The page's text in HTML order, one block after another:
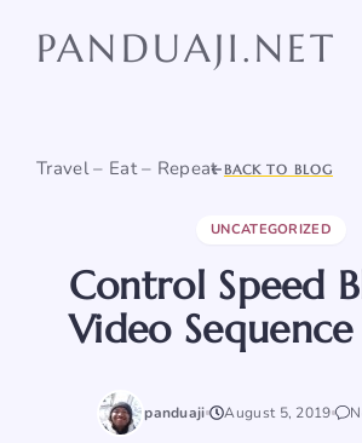
PANDUAJI.NET
Travel – Eat – Repeat BACK TO BLOG
UNCATEGORIZED
Control Speed
Video
panduaji August 5, 2019